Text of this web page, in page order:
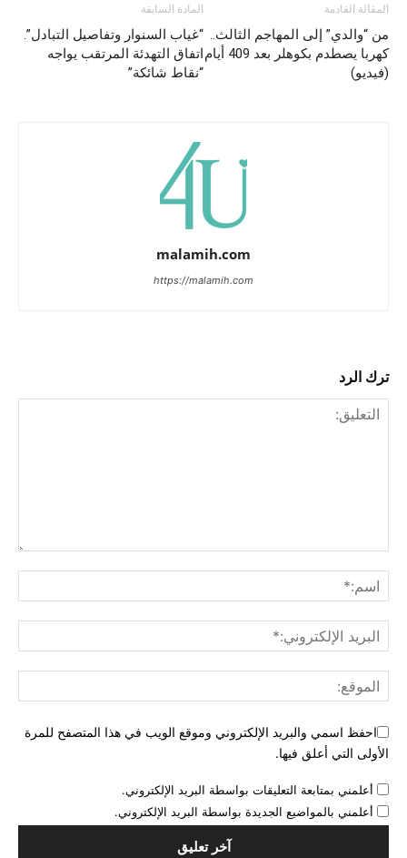
المادة السابقة
“غياب السنوار وتفاصيل التبادل”.
اتفاق التهدئة المرتقب يواجه
“نقاط شائكة”
المقالة القادمة
من “والدي” إلى المهاجم الثالث..
كهربا يصطدم بكوهلر بعد 409 أيام
(فيديو)
malamih.com
https://malamih.com
ترك الرد
احفظ اسمي والبريد الإلكتروني وموقع الويب في هذا المتصفح للمرة
الأولى التي أعلق فيها.
أعلمني بمتابعة التعليقات بواسطة البريد الإلكتروني.
أعلمني بالمواضيع الجديدة بواسطة البريد الإلكتروني.